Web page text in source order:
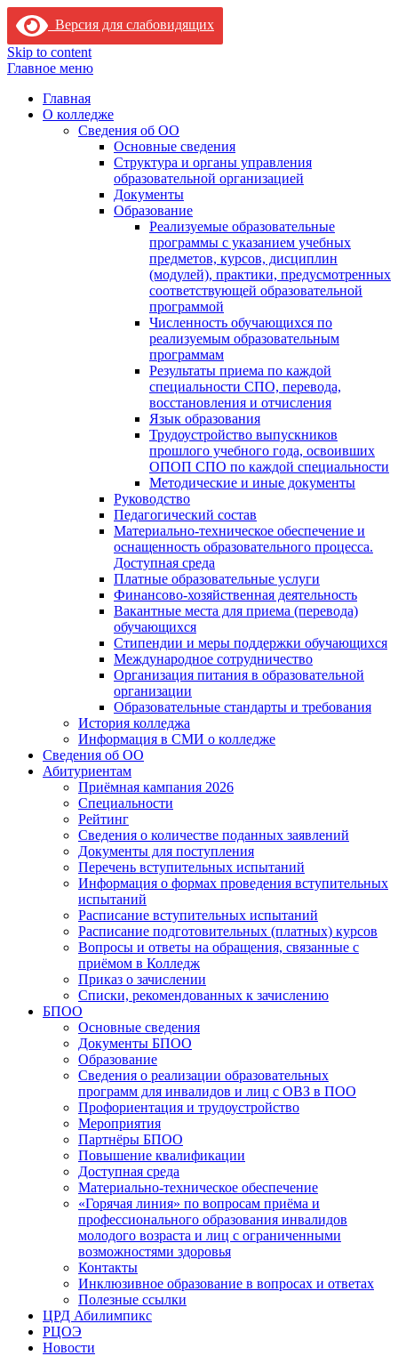
Версия для слабовидящих
Skip to content
Главное меню
Главная
О колледже
Сведения об ОО
Основные сведения
Структура и органы управления
образовательной организацией
Документы
Образование
Реализуемые образовательные
программы с указанием учебных
предметов, курсов, дисциплин
(модулей), практики, предусмотренных
соответствующей образовательной
программой
Численность обучающихся по
реализуемым образовательным
программам
Результаты приема по каждой
специальности СПО, перевода,
восстановления и отчисления
Язык образования
Трудоустройство выпускников
прошлого учебного года, освоивших
ОПОП СПО по каждой специальности
Методические и иные документы
Руководство
Педагогический состав
Материально-техническое обеспечение и
оснащенность образовательного процесса.
Доступная среда
Платные образовательные услуги
Финансово-хозяйственная деятельность
Вакантные места для приема (перевода)
обучающихся
Стипендии и меры поддержки обучающихся
Международное сотрудничество
Организация питания в образовательной
организации
Образовательные стандарты и требования
История колледжа
Информация в СМИ о колледже
Сведения об ОО
Абитуриентам
Приёмная кампания 2026
Специальности
Рейтинг
Сведения о количестве поданных заявлений
Документы для поступления
Перечень вступительных испытаний
Информация о формах проведения вступительных
испытаний
Расписание вступительных испытаний
Расписание подготовительных (платных) курсов
Вопросы и ответы на обращения, связанные с
приёмом в Колледж
Приказ о зачислении
Списки, рекомендованных к зачислению
БПОО
Основные сведения
Документы БПОО
Образование
Сведения о реализации образовательных
программ для инвалидов и лиц с ОВЗ в ПОО
Профориентация и трудоустройство
Мероприятия
Партнёры БПОО
Повышение квалификации
Доступная среда
Материально-техническое обеспечение
«Горячая линия» по вопросам приёма и
профессионального образования инвалидов
молодого возраста и лиц с ограниченными
возможностями здоровья
Контакты
Инклюзивное образование в вопросах и ответах
Полезные ссылки
ЦРД Абилимпикс
РЦОЭ
Новости